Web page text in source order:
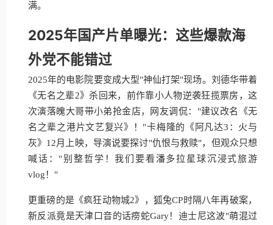
满。
2025年国产片单曝光：这些爆款海
外党不能错过
2025年的电影院要变成大型"神仙打架"现场。刘德华带着
《无名之辈2》杀回来，前作靠小人物逆袭狂揽票房，这
次演落魄大哥带小弟抢金店，网友调侃："建议改名《无
名之辈之港片文艺复兴》！"卡梅隆的《阿凡达3：火与
灰》12月上映，导演说要探讨"仇恨与救赎"，但观众只想
喊话："别整哲学！我们要看潘多拉星球沉浸式旅游
vlog！"
更重磅的是《疯狂动物城2》，狐兔CP时隔八年再破案，
新反派竟是天津口音的话痨蛇Gary！迪士尼这波"萌混过